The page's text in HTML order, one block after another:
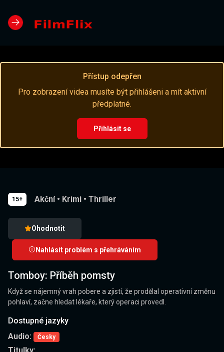
Přístup odepřen
Pro zobrazení videa musíte být přihlášeni a mít aktivní
předplatné.
Přihlásit se
15+ Akční • Krimi • Thriller
Ohodnotit
Nahlásit problém s přehráváním
Tomboy: Příběh pomsty
Když se nájemný vrah pobere a zjistí, že prodělal operativní změnu
pohlaví, začne hledat lékaře, který operaci provedl.
Dostupné jazyky
Audio:
Česky